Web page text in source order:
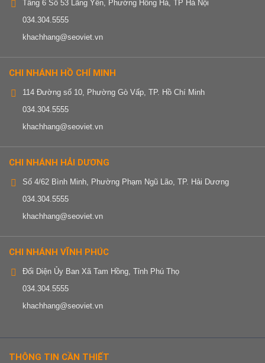
Tầng 6 Số 53 Lãng Yên, Phường Hồng Hà, TP Hà Nội
034.304.5555
khachhang@seoviet.vn
CHI NHÁNH HỒ CHÍ MINH
114 Đường số 10, Phường Gò Vấp, TP. Hồ Chí Minh
034.304.5555
khachhang@seoviet.vn
CHI NHÁNH HẢI DƯƠNG
Số 4/62 Bình Minh, Phường Phạm Ngũ Lão, TP. Hải Dương
034.304.5555
khachhang@seoviet.vn
CHI NHÁNH VĨNH PHÚC
Đối Diện Ủy Ban Xã Tam Hồng, Tỉnh Phú Thọ
034.304.5555
khachhang@seoviet.vn
THÔNG TIN CẦN THIẾT